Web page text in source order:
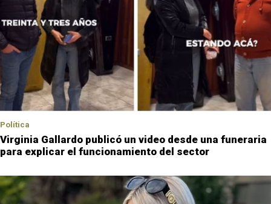
Política
Virginia Gallardo publicó un video desde una funeraria
para explicar el funcionamiento del sector